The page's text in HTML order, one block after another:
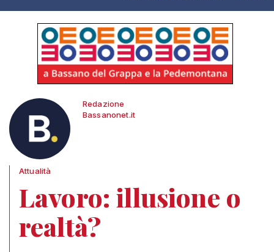
Redazione
Bassanonet.it
Attualità
Lavoro: illusione o
realtà?